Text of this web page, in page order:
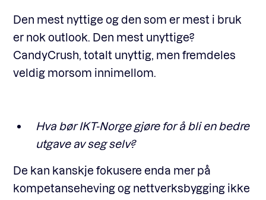
Den mest nyttige og den som er mest i bruk
er nok outlook. Den mest unyttige?
CandyCrush, totalt unyttig, men fremdeles
veldig morsom innimellom.
Hva bør IKT-Norge gjøre for å bli en bedre
utgave av seg selv?
De kan kanskje fokusere enda mer på
kompetanseheving og nettverksbygging ikke